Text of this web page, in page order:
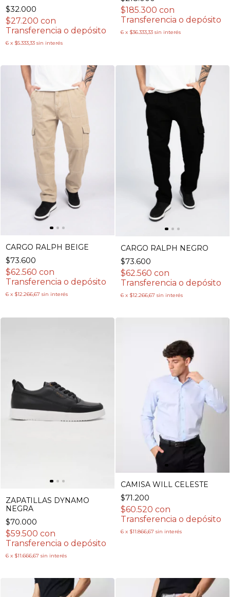
$32.000
$27.200 con
Transferencia o depósito
6 x $5.333,33 sin interés
$185.300 con
Transferencia o depósito
6 x $36.333,33 sin interés
CARGO RALPH BEIGE
$73.600
$62.560 con
Transferencia o depósito
6 x $12.266,67 sin interés
CARGO RALPH NEGRO
$73.600
$62.560 con
Transferencia o depósito
6 x $12.266,67 sin interés
ZAPATILLAS DYNAMO
NEGRA
$70.000
$59.500 con
Transferencia o depósito
6 x $11.666,67 sin interés
CAMISA WILL CELESTE
$71.200
$60.520 con
Transferencia o depósito
6 x $11.866,67 sin interés